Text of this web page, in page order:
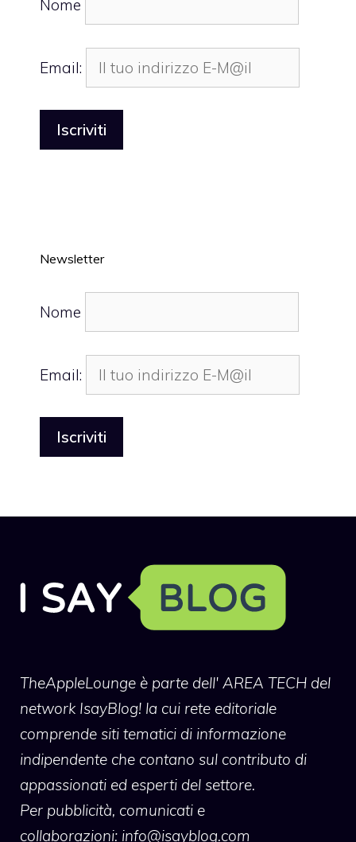
Nome
Email:
Newsletter
Nome
Email:
TheAppleLounge è parte dell' AREA TECH del
network IsayBlog! la cui rete editoriale
comprende siti tematici di informazione
indipendente che contano sul contributo di
appassionati ed esperti del settore.
Per pubblicità, comunicati e
collaborazioni: info@isayblog.com